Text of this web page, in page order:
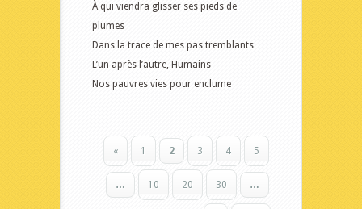
À qui viendra glisser ses pieds de
plumes
Dans la trace de mes pas tremblants
L’un après l’autre, Humains
Nos pauvres vies pour enclume
« 1 2 3 4 5
… 10 20 30 …